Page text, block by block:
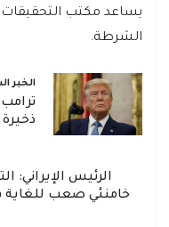
يساعد مكتب التحقيقات
الشرطة.
الخبر
ذخيرة
الرئيس الإيراني:
خامنئي صعب للغاية